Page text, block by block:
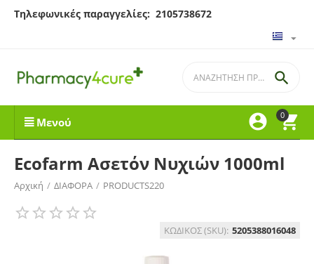
Τηλεφωνικές παραγγελίες: 2105738672
0



Μενού
Ecofarm Ασετόν Νυχιών 1000ml
Αρχική / ΔΙΑΦΟΡΑ / PRODUCTS220
ΚΩΔΙΚΟΣ (SKU): 5205388016048